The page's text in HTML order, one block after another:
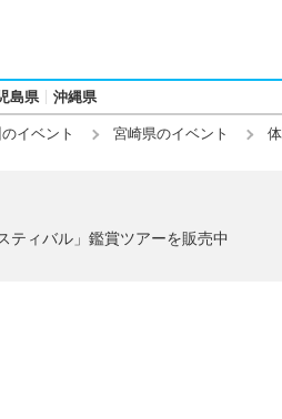
島県 沖縄県
イベント 宮崎県のイベント
ティバル」鑑賞ツアーを販売中